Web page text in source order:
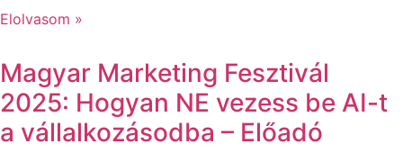
Elolvasom »
Magyar Marketing Fesztivál
2025: Hogyan NE vezess be AI-t
a vállalkozásodba – Előadó